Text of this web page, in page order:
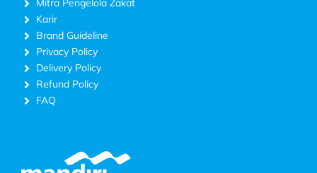
Mitra Pengelola Zakat
Karir
Brand Guideline
Privacy Policy
Delivery Policy
Refund Policy
FAQ